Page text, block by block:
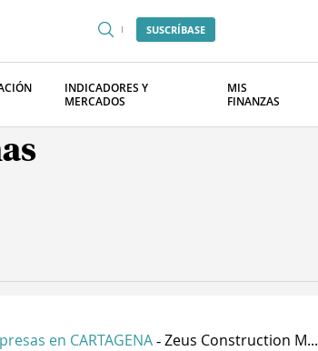
SUSCRÍBASE
INDICADORES Y
MERCADOS
MIS
FINANZAS
en CARTAGENA - Zeus Construction M...